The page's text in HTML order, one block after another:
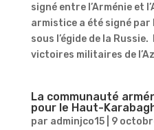
signé entre l’Arménie et
armistice a été signé
sous l’égide de la
victoires militaires de
La communauté
pour le Haut-
par adminjco15| 9